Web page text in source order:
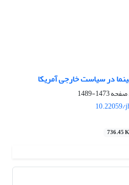
در سیاست خارجی آمریکا
1473-1489
10.22059/
736.45 K